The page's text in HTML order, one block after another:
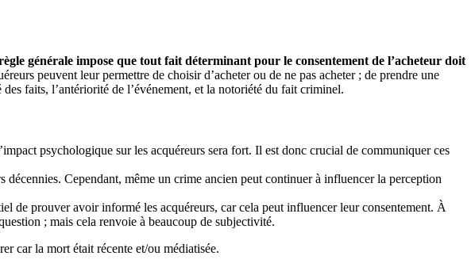
générale impose que tout fait déterminant pour le consentement de l’acheteur doit
peuvent leur permettre de choisir d’acheter ou de ne pas acheter ; de prendre une
faits, l’antériorité de l’événement, et la notoriété du fait criminel.
psychologique sur les acquéreurs sera fort. Il est donc crucial de communiquer ces
Cependant, même un crime ancien peut continuer à influencer la perception
de prouver avoir informé les acquéreurs, car cela peut influencer leur consentement. À
; mais cela renvoie à beaucoup de subjectivité.
car la mort était récente et/ou médiatisée.